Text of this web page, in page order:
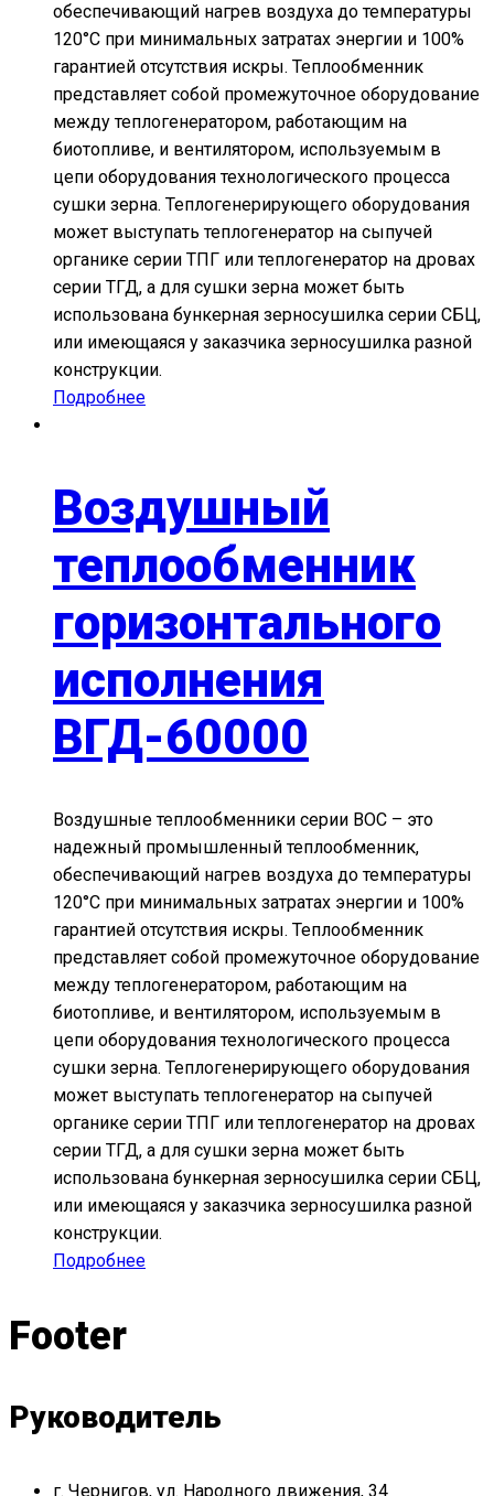
обеспечивающий нагрев воздуха до температуры
120°С при минимальных затратах энергии и 100%
гарантией отсутствия искры. Теплообменник
представляет собой промежуточное оборудование
между теплогенератором, работающим на
биотопливе, и вентилятором, используемым в
цепи оборудования технологического процесса
сушки зерна. Теплогенерирующего оборудования
может выступать теплогенератор на сыпучей
органике серии ТПГ или теплогенератор на дровах
серии ТГД, а для сушки зерна может быть
использована бункерная зерносушилка серии СБЦ,
или имеющаяся у заказчика зерносушилка разной
конструкции.
Подробнее
Воздушный
теплообменник
горизонтального
исполнения
ВГД-60000
Воздушные теплообменники серии ВОС – это
надежный промышленный теплообменник,
обеспечивающий нагрев воздуха до температуры
120°С при минимальных затратах энергии и 100%
гарантией отсутствия искры. Теплообменник
представляет собой промежуточное оборудование
между теплогенератором, работающим на
биотопливе, и вентилятором, используемым в
цепи оборудования технологического процесса
сушки зерна. Теплогенерирующего оборудования
может выступать теплогенератор на сыпучей
органике серии ТПГ или теплогенератор на дровах
серии ТГД, а для сушки зерна может быть
использована бункерная зерносушилка серии СБЦ,
или имеющаяся у заказчика зерносушилка разной
конструкции.
Подробнее
Footer
Руководитель
г. Чернигов, ул. Народного движения, 34